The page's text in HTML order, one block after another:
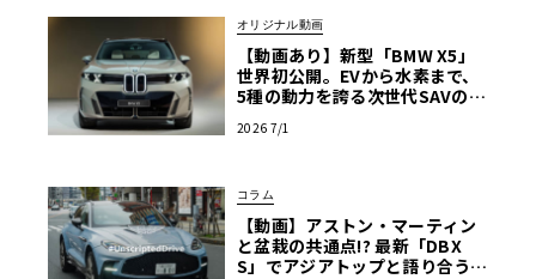
オリジナル動画
【動画あり】新型「BMW X5」
世界初公開。EVから水素まで、
5種の動力を誇る次世代SAVの実
2026 7/1
コラム
【動画】アストン・マーティン
と盆栽の共通点!? 最新「DBX
S」でアジアトップと語り合う東